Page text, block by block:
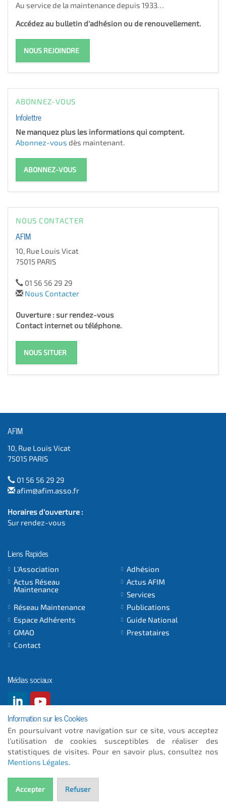
Au service de la maintenance depuis 1933…
Accédez au bulletin d'adhésion ou de renouvellement.
NOUS REJOINDRE
ABONNEZ-VOUS
Infolettre
Ne manquez plus les informations qui comptent.
Abonnez-vous dès maintenant.
ABONNEZ-VOUS
NOUS CONTACTER
AFIM
10, Rue Louis Vicat
75015 PARIS
01 56 56 29 29
Nous Contacter
Ouverture : sur rendez-vous
Contact internet ou téléphone.
NOUS SITUER
AFIM
10, Rue Louis Vicat
75015 PARIS
01 56 56 29 29
afim@afim.asso.fr
Horaires d'ouverture :
Sur rendez-vous
Liens Rapides
L'Association
Adhésion
Actus Réseau
Maintenance
Actus AFIM
Services
Réseau Maintenance
Publications
Espace Adhérents
Guide National
GMAO
Prestataires
Contact
Médias sociaux
© 2026 - ICC INFORMATIQUE
Plan du site
Information sur les Cookies
En poursuivant votre navigation sur ce site, vous acceptez
l’utilisation de cookies susceptibles de réaliser des
statistiques de visites. Pour en savoir plus, consultez nos
Mentions Légales.
Accepter Refuser